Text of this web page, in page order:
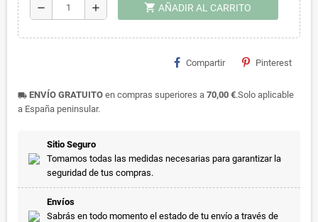
remove add shopping_cart AÑADIR AL CARRITO
Compartir Pinterest
local_shipping ENVÍO GRATUITO en compras superiores a 70,00 €.Solo aplicable
a España peninsular.
Sitio Seguro
Tomamos todas las medidas necesarias para garantizar la
seguridad de tus compras.
Envíos
Sabrás en todo momento el estado de tu envío a través de